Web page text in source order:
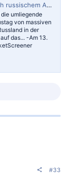
massiven Stromausfällen
umliegende
von massiven
in der
das... -Am 13.
#33